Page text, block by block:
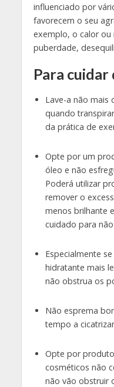
influenciado por
favorecem o seu
exemplo, o calor ou
puberdade,
Para cuidar
Lave-a não mais
quando
da prática de
Opte por um
óleo e não
Poderá utilizar
remover o
menos brilhante
cuidado para
Especialmente
hidratante mais
não obstrua os
Não esprema
tempo a
Opte por
cosméticos não
não vão obstruir